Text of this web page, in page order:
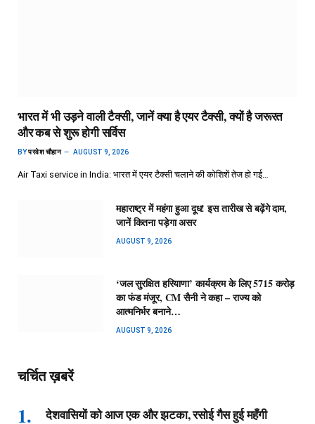
भारत में भी उड़ने वाली टैक्सी, जानें क्या है एयर टैक्सी, क्यों है जरूरत
और कब से शुरू होगी सर्विस
BYपरवेश चौहान AUGUST 9, 2026
Air Taxi service in India: भारत में एयर टैक्सी चलाने की कोशिशें तेज हो गई…
महाराष्ट्र में महंगा हुआ दूध! इस तारीख से बढ़ेंगे दाम,
जानें कितना पड़ेगा असर
AUGUST 9, 2026
‘जल सुरक्षित हरियाणा’ कार्यक्रम के लिए 5715 करोड़
का फंड मंजूर, CM सैनी ने कहा – राज्य को
आत्मनिर्भर बनाने…
AUGUST 9, 2026
चर्चित ख़बरें
देशवासियों को आज एक और झटका, रसोई गैस हुई महँगी